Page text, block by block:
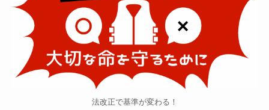
法改正で基準が変わる！